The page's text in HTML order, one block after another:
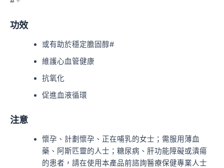
功效
或有助於穩定膽固醇#
維護心血管健康
抗氧化
促進血液循環
注意
懷孕、計劃懷孕、正在哺乳的女士；需服用薄血
藥、阿斯匹靈的人士；糖尿病、肝功能障礙或潰瘍
的患者，請在使用本產品前諮詢醫療保健專業人士